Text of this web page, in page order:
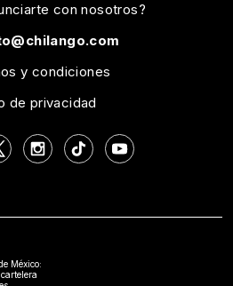
con nosotros?
y condiciones
de privacidad
México: